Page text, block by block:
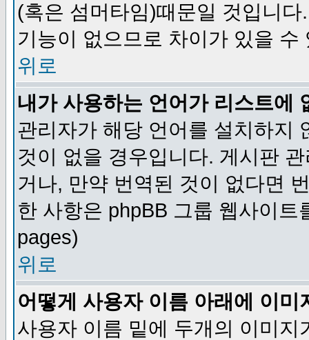
(혹은 섬머타임)때문일 것입니
기능이 없으므로 차이가 있을 수
위로
내가 사용하는 언어가 리스트에
관리자가 해당 언어를 설치하지
것이 없을 경우입니다. 게시판
거나, 만약 번역된 것이 없다면
한 사항은 phpBB 그룹 웹사이
pages)
위로
어떻게 사용자 이름 아래에 이미
사용자 이름 밑에 두개의 이미